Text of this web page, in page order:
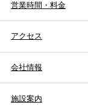
営業時間・料金
アクセス
会社情報
施設案内